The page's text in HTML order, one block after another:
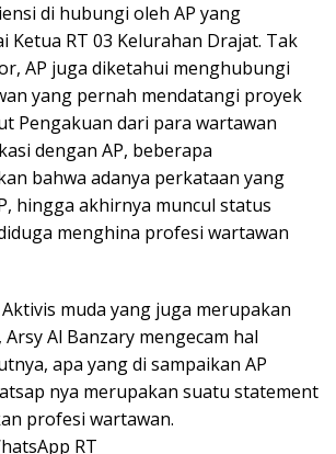
di hubungi oleh AP yang
Ketua RT 03 Kelurahan Drajat. Tak
AP juga diketahui menghubungi
yang pernah mendatangi proyek
Pengakuan dari para wartawan
dengan AP, beberapa
bahwa adanya perkataan yang
hingga akhirnya muncul status
menghina profesi wartawan
muda yang juga merupakan
Al Banzary mengecam hal
apa yang di sampaikan AP
nya merupakan suatu statement
profesi wartawan.
RT